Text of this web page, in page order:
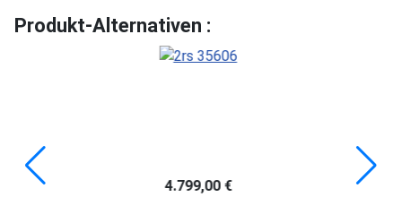
Produkt-Alternativen :
4.799,00 €